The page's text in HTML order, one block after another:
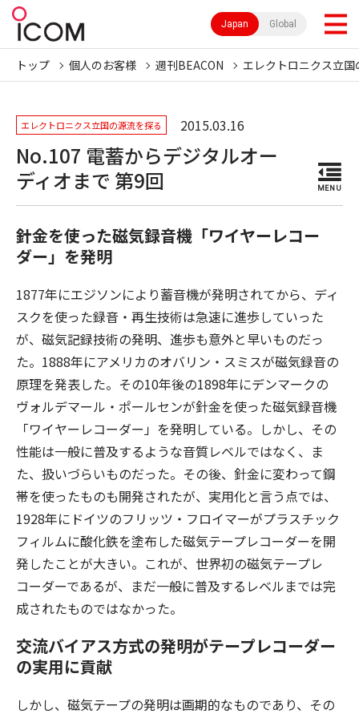
Japan Global
トップ 個人のお客様 週刊BEACON エレクトロニクス立
エレクトロニクス立国の源流を探る 2015.03.16
No.107 電蓄からデジタルオー
ディオまで 第9回
MENU
針金を使った磁気録音機「ワイヤーレコー
ダー」を発明
1877年にエジソンにより蓄音機が発明されてから、ディ
スクを使った録音・再生技術は急速に進歩していった
が、磁気記録技術の発明、進歩も意外と早いものだっ
た。1888年にアメリカのオバリン・スミスが磁気録音の
原理を発表した。その10年後の1898年にデンマークの
ヴォルデマール・ポールセンが針金を使った磁気録音機
「ワイヤーレコーダー」を発明している。しかし、その
性能は一般に普及するような音質レベルではなく、ま
た、扱いづらいものだった。その後、針金に変わって鋼
帯を使ったものも開発されたが、実用化と言う点では、
1928年にドイツのフリッツ・フロイマーがプラスチック
フィルムに酸化鉄を塗布した磁気テープレコーダーを開
発したことが大きい。これが、世界初の磁気テープレ
コーダーであるが、まだ一般に普及するレベルまでは完
成されたものではなかった。
交流バイアス方式の発明がテープレコーダー
の実用に貢献
しかし、磁気テープの発明は画期的なものであり、その